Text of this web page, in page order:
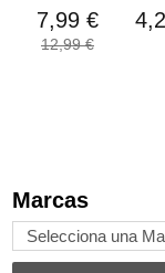
Marcas
7,99 €
12,99 €